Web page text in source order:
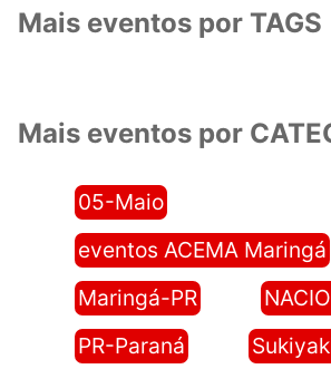
Mais eventos por TAGS
Mais eventos por
05-Maio
eventos ACEMA Maringá
Maringá-PR
PR-Paraná